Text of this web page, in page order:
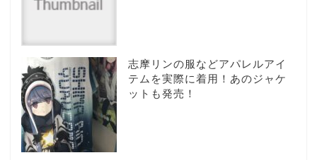
志摩リンの服などアパレルアイ
テムを実際に着用！あのジャケ
ットも発売！